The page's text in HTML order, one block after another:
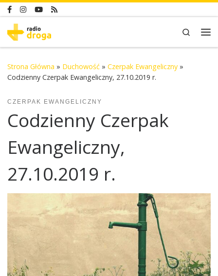
Skip to content
Search
Strona Główna » Duchowość » Czerpak Ewangeliczny »
Codzienny Czerpak Ewangeliczny, 27.10.2019 r.
CZERPAK EWANGELICZNY
Codzienny Czerpak
Ewangeliczny,
27.10.2019 r.